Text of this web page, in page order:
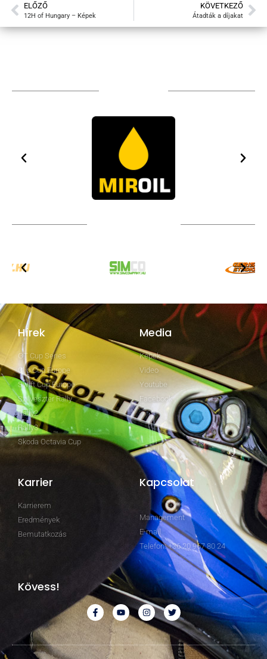
ELŐZŐ
12H of Hungary – Képek
KÖVETKEZŐ
Átadták a díjakat
Hírek
GT Cup Series
Clio Cup Europe
Swift Cup Europe
Szilveszter Rally
Rally2
Rally3
Skoda Octavia Cup
Media
Képek
Video
Youtube
Facebook
Karrier
Karrierem
Eredmények
Bemutatkozás
Kapcsolat
Management
E-mail
Telefon: +36 20 967 80 24
Kövess!